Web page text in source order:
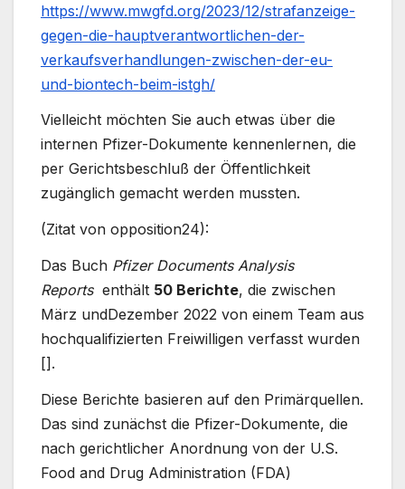
https://www.mwgfd.org/2023/12/strafanzeige-
gegen-die-hauptverantwortlichen-der-
verkaufsverhandlungen-zwischen-der-eu-
und-biontech-beim-istgh/
Vielleicht möchten Sie auch etwas über die
internen Pfizer-Dokumente kennenlernen, die
per Gerichtsbeschluß der Öffentlichkeit
zugänglich gemacht werden mussten.
(Zitat von opposition24):
Das Buch Pfizer Documents Analysis
Reports enthält 50 Berichte, die zwischen
März undDezember 2022 von einem Team aus
hochqualifizierten Freiwilligen verfasst wurden
[].
Diese Berichte basieren auf den Primärquellen.
Das sind zunächst die Pfizer-Dokumente, die
nach gerichtlicher Anordnung von der U.S.
Food and Drug Administration (FDA)